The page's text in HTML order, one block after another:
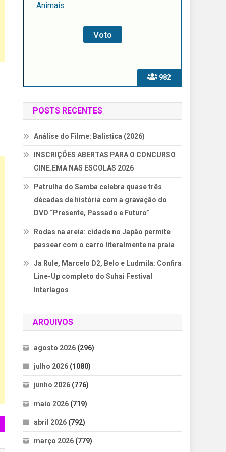
982
Animais
POSTS RECENTES
Análise do Filme: Balística (2026)
INSCRIÇÕES ABERTAS PARA O CONCURSO
CINE.EMA NAS ESCOLAS 2026
Patrulha do Samba celebra quase três
décadas de história com a gravação do
DVD “Presente, Passado e Futuro”
Rodas na areia: cidade no Japão permite
passear com o carro literalmente na praia
Ja Rule, Marcelo D2, Belo e Ludmila: Confira
Line-Up completo do Suhai Festival
Interlagos
ARQUIVOS
agosto 2026 (296)
julho 2026 (1080)
junho 2026 (776)
maio 2026 (719)
abril 2026 (792)
março 2026 (779)